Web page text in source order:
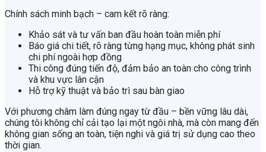
Chính sách minh bạch – cam kết rõ ràng:
Khảo sát và tư vấn ban đầu hoàn toàn miễn phí
Báo giá chi tiết, rõ ràng từng hạng mục, không phát sinh
chi phí ngoài hợp đồng
Thi công đúng tiến độ, đảm bảo an toàn cho công trình
và khu vực lân cận
Hỗ trợ kỹ thuật và bảo trì sau bàn giao
Với phương châm làm đúng ngay từ đầu – bền vững lâu dài,
chúng tôi không chỉ cải tạo lại một ngôi nhà, mà còn mang đến
không gian sống an toàn, tiện nghi và giá trị sử dụng cao theo
thời gian.